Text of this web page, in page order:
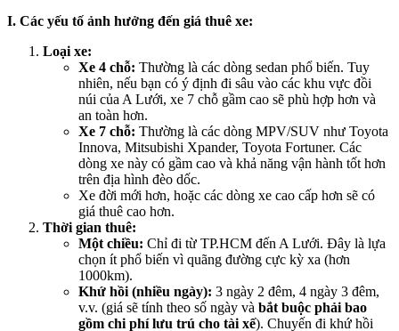
I. Các yếu tố ảnh hưởng đến giá thuê xe:
Loại xe:
Xe 4 chỗ: Thường là các dòng sedan phổ biến. Tuy
nhiên, nếu bạn có ý định đi sâu vào các khu vực đồi
núi của A Lưới, xe 7 chỗ gầm cao sẽ phù hợp hơn và
an toàn hơn.
Xe 7 chỗ: Thường là các dòng MPV/SUV như Toyota
Innova, Mitsubishi Xpander, Toyota Fortuner. Các
dòng xe này có gầm cao và khả năng vận hành tốt hơn
trên địa hình đèo dốc.
Xe đời mới hơn, hoặc các dòng xe cao cấp hơn sẽ có
giá thuê cao hơn.
Thời gian thuê:
Một chiều: Chỉ đi từ TP.HCM đến A Lưới. Đây là lựa
chọn ít phổ biến vì quãng đường cực kỳ xa (hơn
1000km).
Khứ hồi (nhiều ngày): 3 ngày 2 đêm, 4 ngày 3 đêm,
v.v. (giá sẽ tính theo số ngày và bắt buộc phải bao
gồm chi phí lưu trú cho tài xế). Chuyến đi khứ hồi